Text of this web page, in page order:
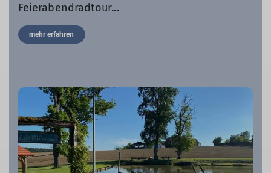
Feierabendradtour...
mehr erfahren